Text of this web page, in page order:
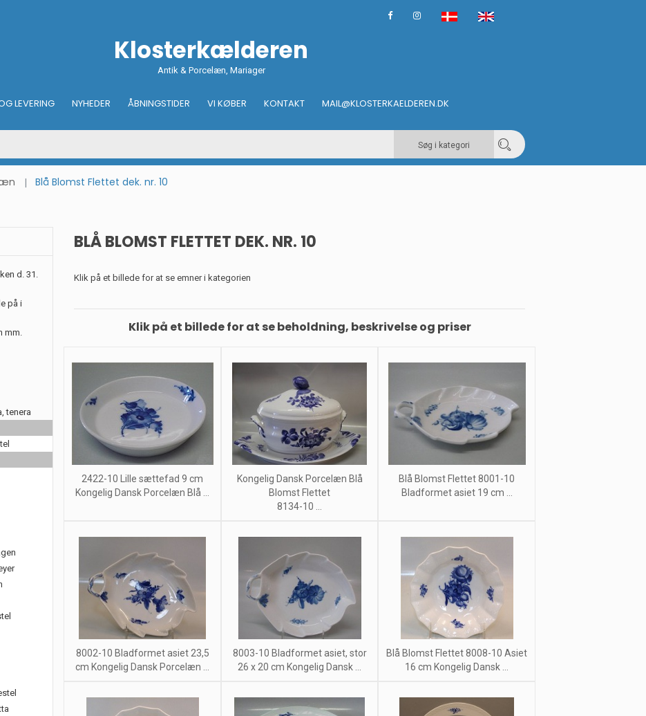
Klosterkælderen
Antik & Porcelæn, Mariager
LEVERING NYHEDER ÅBNINGSTIDER VI KØBER KONTAKT MAIL@KLOSTERKAELDEREN.DK
Søg i kategori
Blå Blomst Flettet dek. nr. 10
BLÅ BLOMST FLETTET DEK. NR. 10
Klik på et billede for at se emner i kategorien
Klik på et billede for at se beholdning, beskrivelse og priser
2422-10 Lille sættefad 9 cm
Kongelig Dansk Porcelæn Blå ...
Kongelig Dansk Porcelæn Blå
Blomst Flettet
8134-10 ...
Blå Blomst Flettet 8001-10
Bladformet asiet 19 cm ...
8002-10 Bladformet asiet 23,5
cm Kongelig Dansk Porcelæn ...
8003-10 Bladformet asiet, stor
26 x 20 cm Kongelig Dansk ...
Blå Blomst Flettet 8008-10 Asiet
16 cm Kongelig Dansk ...
d. 31.
på i
mm.
tenera